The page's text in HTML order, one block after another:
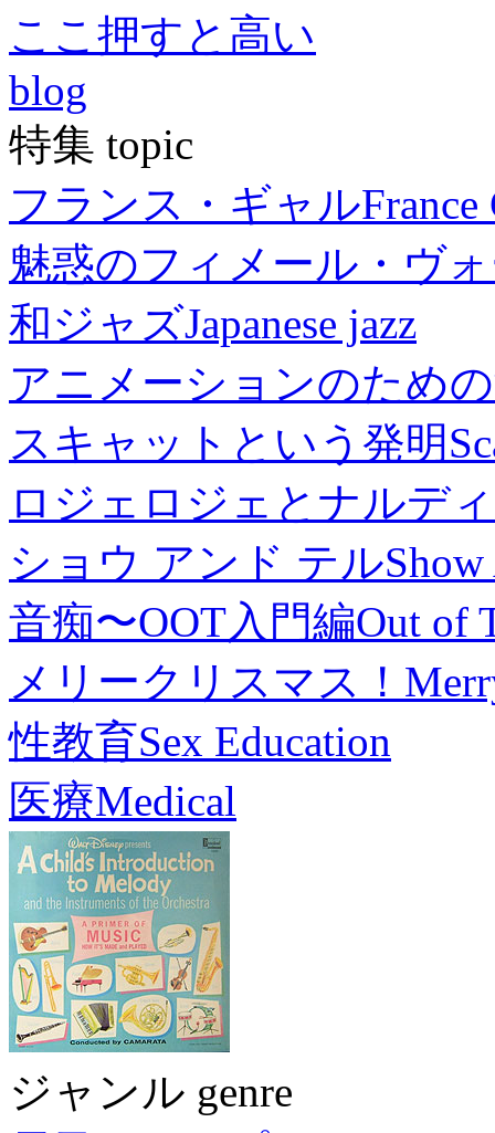
ここ押すと高い
blog
特集 topic
フランス・ギャルFrance
魅惑のフィメール・ヴ
和ジャズJapanese jazz
アニメーションのため
スキャットという発明
ロジェロジェとナルデ
ショウ アンド テル
音痴〜OOT入門編Out of
メリークリスマス！
性教育Sex Education
医療Medical
ジャンル genre